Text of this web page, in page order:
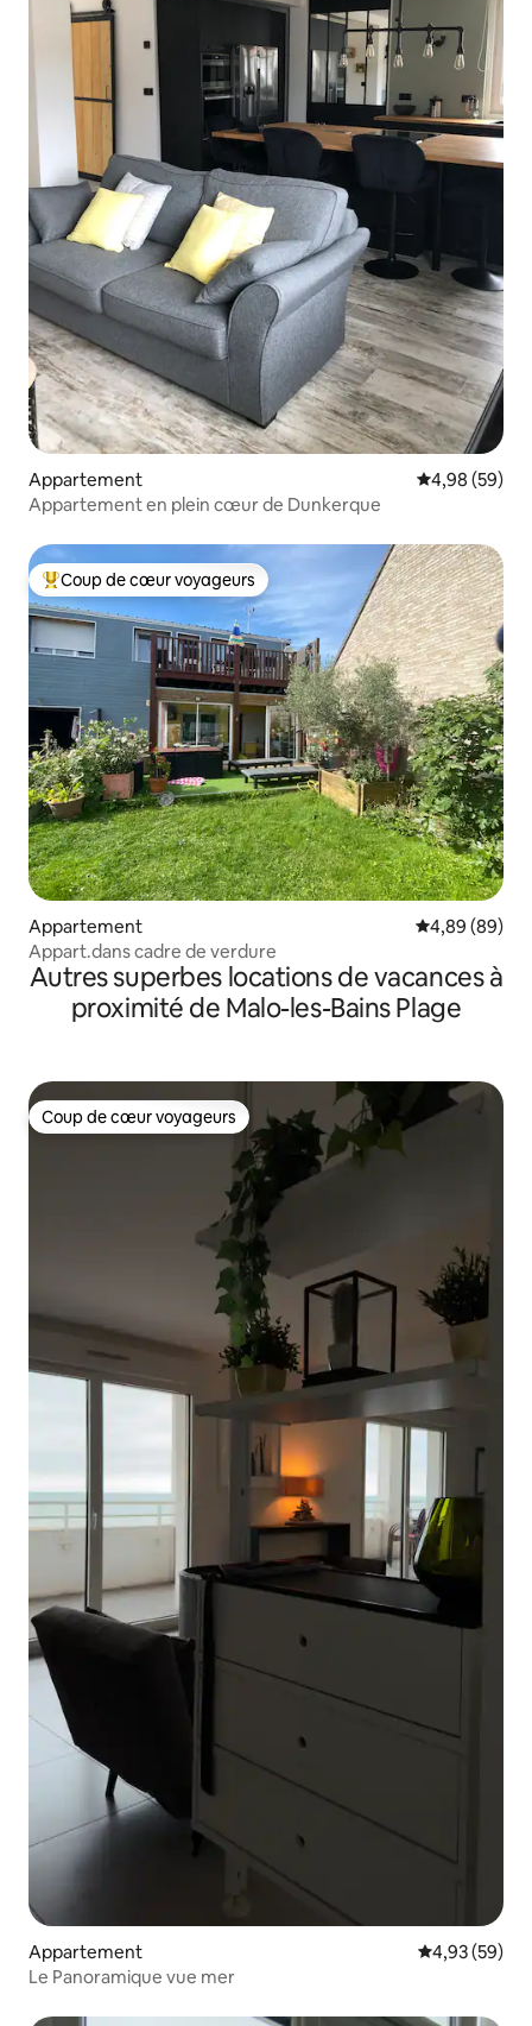
Appartement Évaluation
4,98 (59)
Appartement en plein cœur de Dunkerque
Coups de cœur voyageurs les plus appréciés
Coup de cœur voyageurs
Appartement Évaluation
4,89 (89)
Appart.dans cadre de verdure
Autres superbes locations de vacances à
proximité de Malo-les-Bains Plage
Coup de cœur voyageurs
Coup de cœur voyageurs
Appartement Évaluation
4,93 (59)
Le Panoramique vue mer